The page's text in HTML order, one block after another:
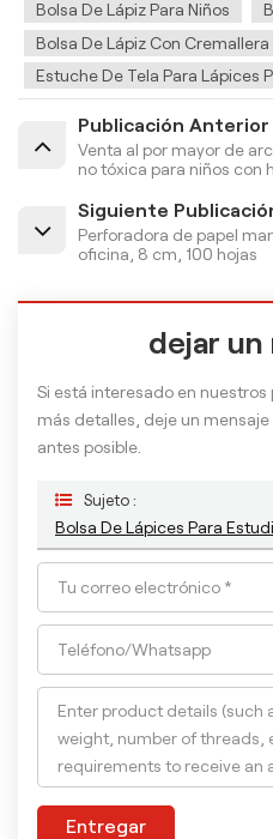
Bolsa De Lápiz Para Niños
Bolsa De Lápiz Con Cremallera
Estuche De Tela Para Lápices
Publicación Anterior
Venta al por mayor de
no tóxica para niños con
Siguiente
Perforadora de papel
oficina, 8 cm, 100 hojas
dejar un
Si está interesado en
más detalles, deje un
antes posible.
Sujeto :
Bolsa De Lápices Para
Entregar